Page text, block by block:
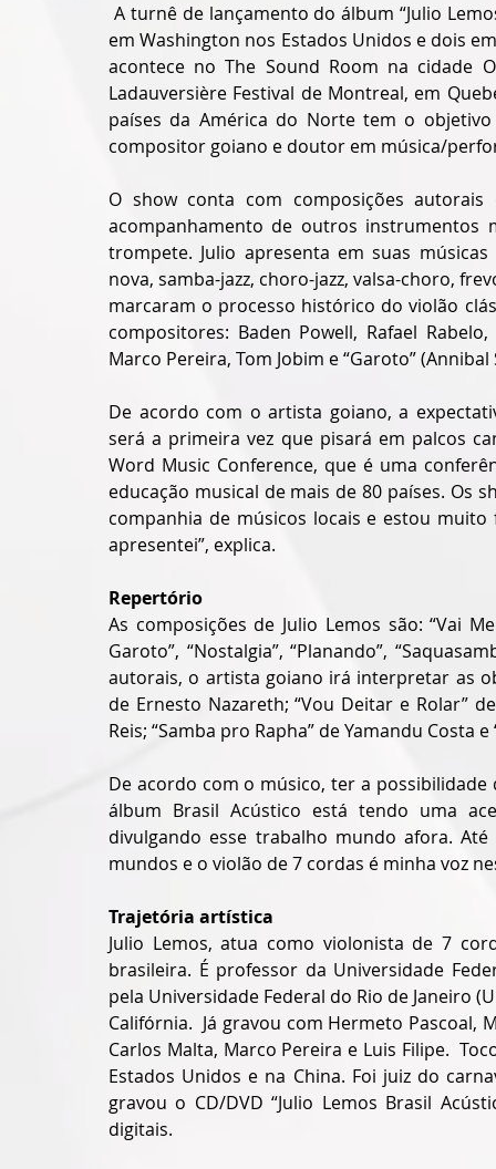
A turnê de lançamento do álbum “Julio
em Washington nos Estados Unidos e dois
acontece no The Sound Room na cidade
Ladauversière Festival de Montreal, em
países da América do Norte tem o
compositor goiano e doutor em música/
O show conta com composições
acompanhamento de outros instrumentos
trompete. Julio apresenta em suas
nova, samba-jazz, choro-jazz, valsa-choro,
marcaram o processo histórico do violão
compositores: Baden Powell, Rafael
Marco Pereira, Tom Jobim e “Garoto”
De acordo com o artista goiano, a
será a primeira vez que pisará em palcos
Word Music Conference, que é uma
educação musical de mais de 80 países. Os
companhia de músicos locais e estou
apresentei”, explica.
Repertório
As composições de Julio Lemos são: “Vai
Garoto”, “Nostalgia”, “Planando”,
autorais, o artista goiano irá interpretar as
de Ernesto Nazareth; “Vou Deitar e Rolar”
Reis; “Samba pro Rapha” de Yamandu Costa
De acordo com o músico, ter a
álbum Brasil Acústico está tendo uma
divulgando esse trabalho mundo afora.
mundos e o violão de 7 cordas é minha voz
Trajetória artística
Julio Lemos, atua como violonista de 7
brasileira. É professor da Universidade
pela Universidade Federal do Rio de Janeiro
Califórnia.  Já gravou com Hermeto Pascoal,
Carlos Malta, Marco Pereira e Luis Filipe.
Estados Unidos e na China. Foi juiz do
gravou o CD/DVD “Julio Lemos Brasil
digitais.